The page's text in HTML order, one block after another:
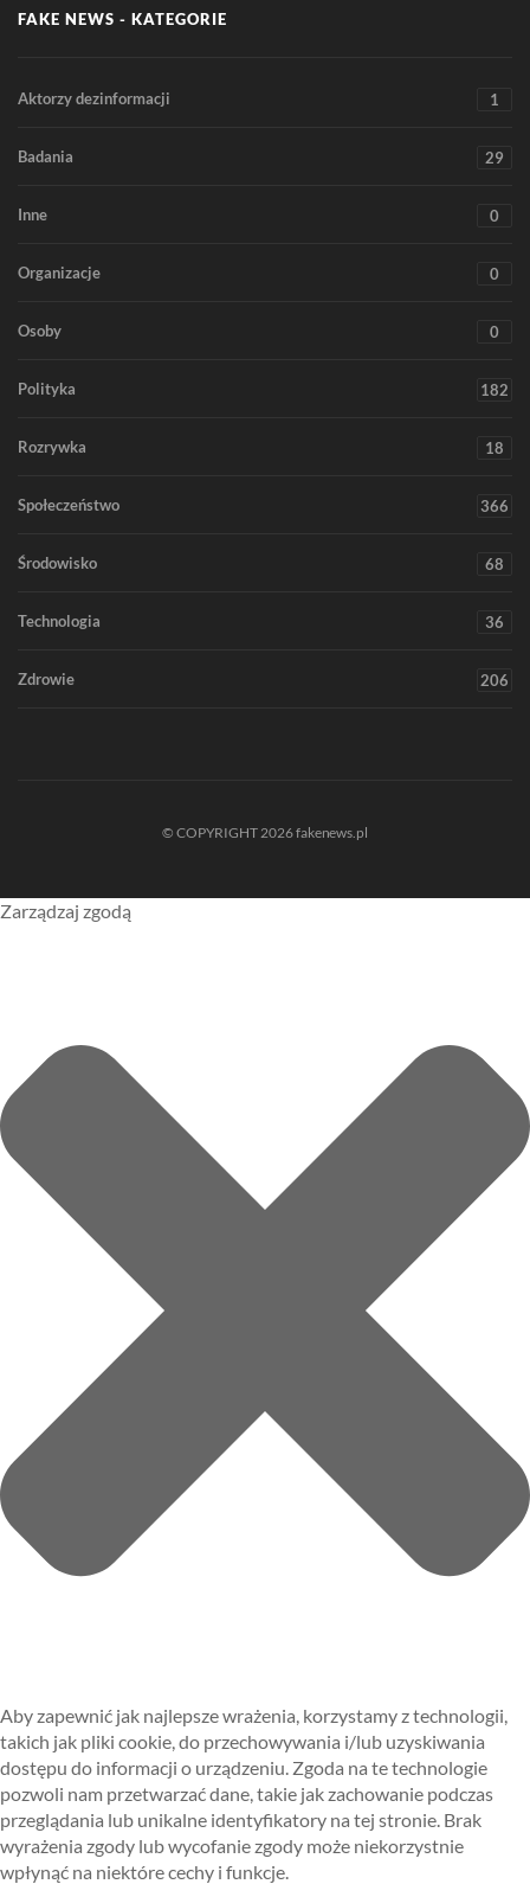
FAKE NEWS - KATEGORIE
Aktorzy dezinformacji 1
Badania 29
Inne 0
Organizacje 0
Osoby 0
Polityka 182
Rozrywka 18
Społeczeństwo 366
Środowisko 68
Technologia 36
Zdrowie 206
© COPYRIGHT 2026 fakenews.pl
Zarządzaj zgodą
Aby zapewnić jak najlepsze wrażenia, korzystamy z technologii,
takich jak pliki cookie, do przechowywania i/lub uzyskiwania
dostępu do informacji o urządzeniu. Zgoda na te technologie
pozwoli nam przetwarzać dane, takie jak zachowanie podczas
przeglądania lub unikalne identyfikatory na tej stronie. Brak
wyrażenia zgody lub wycofanie zgody może niekorzystnie
wpłynąć na niektóre cechy i funkcje.